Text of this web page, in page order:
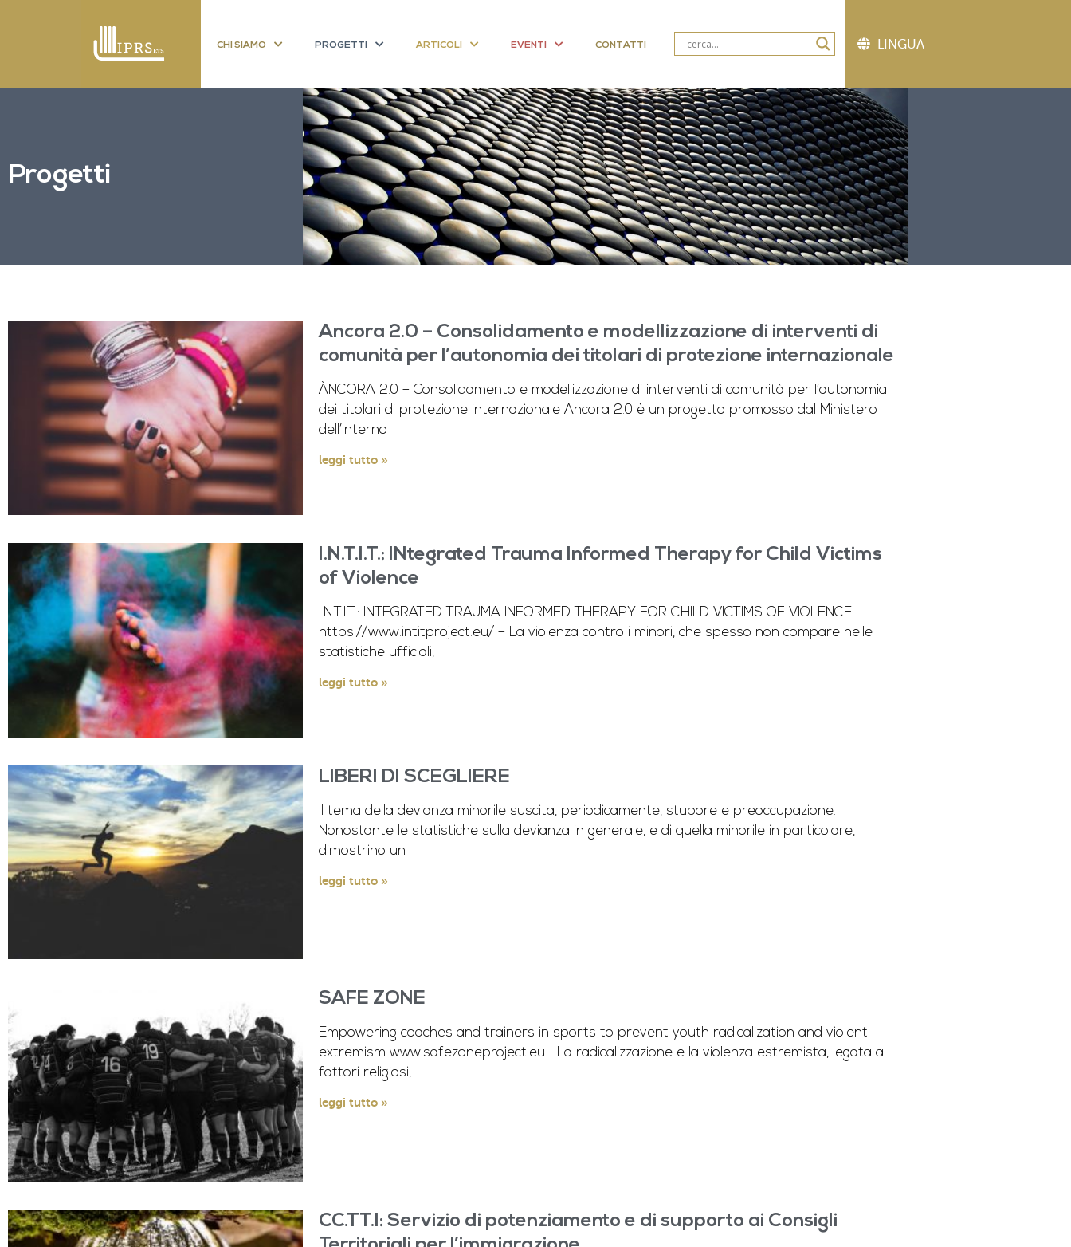
CHI SIAMO PROGETTI ARTICOLI EVENTI CONTATTI
Progetti
Ancora 2.0 – Consolidamento e modellizzazione di interventi di
comunità per l’autonomia dei titolari di protezione internazionale
ÀNCORA 2.0 – Consolidamento e modellizzazione di interventi di comunità per l’autonomia
dei titolari di protezione internazionale Ancora 2.0 è un progetto promosso dal Ministero
dell’Interno
leggi tutto »
I.N.T.I.T.: INtegrated Trauma Informed Therapy for Child Victims
of Violence
I.N.T.I.T.: INTEGRATED TRAUMA INFORMED THERAPY FOR CHILD VICTIMS OF VIOLENCE –
https://www.intitproject.eu/ – La violenza contro i minori, che spesso non compare nelle
statistiche ufficiali,
leggi tutto »
LIBERI DI SCEGLIERE
Il tema della devianza minorile suscita, periodicamente, stupore e preoccupazione.
Nonostante le statistiche sulla devianza in generale, e di quella minorile in particolare,
dimostrino un
leggi tutto »
SAFE ZONE
Empowering coaches and trainers in sports to prevent youth radicalization and violent
extremism www.safezoneproject.eu La radicalizzazione e la violenza estremista, legata a
fattori religiosi,
leggi tutto »
CC.TT.I: Servizio di potenziamento e di supporto ai Consigli